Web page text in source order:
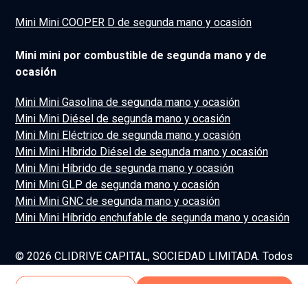
Mini Mini COOPER D de segunda mano y ocasión
Mini mini por combustible de segunda mano y de
ocasión
Mini Mini Gasolina de segunda mano y ocasión
Mini Mini Diésel de segunda mano y ocasión
Mini Mini Eléctrico de segunda mano y ocasión
Mini Mini Híbrido Diésel de segunda mano y ocasión
Mini Mini Híbrido de segunda mano y ocasión
Mini Mini GLP de segunda mano y ocasión
Mini Mini GNC de segunda mano y ocasión
Mini Mini Híbrido enchufable de segunda mano y ocasión
© 2026 CLIDRIVE CAPITAL, SOCIEDAD LIMITADA. Todos
los derechos reservados.